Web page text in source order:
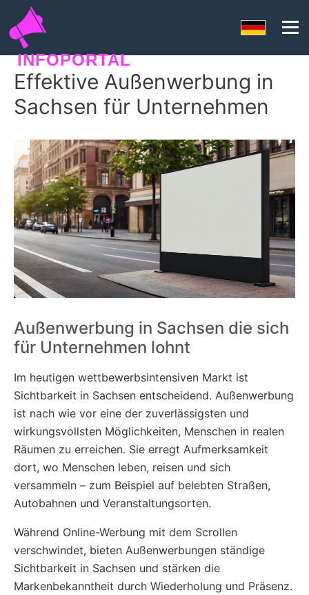
INFOPORTAL
SEORANKO
Effektive Außenwerbung in
Sachsen für Unternehmen
Außenwerbung in Sachsen die sich
für Unternehmen lohnt
Im heutigen wettbewerbsintensiven Markt ist
Sichtbarkeit in Sachsen entscheidend. Außenwerbung
ist nach wie vor eine der zuverlässigsten und
wirkungsvollsten Möglichkeiten, Menschen in realen
Räumen zu erreichen. Sie erregt Aufmerksamkeit
dort, wo Menschen leben, reisen und sich
versammeln – zum Beispiel auf belebten Straßen,
Autobahnen und Veranstaltungsorten.
Während Online-Werbung mit dem Scrollen
verschwindet, bieten Außenwerbungen ständige
Sichtbarkeit in Sachsen und stärken die
Markenbekanntheit durch Wiederholung und Präsenz.